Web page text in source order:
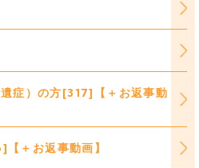
症）の方[317]【＋お返事動
＋お返事動画】